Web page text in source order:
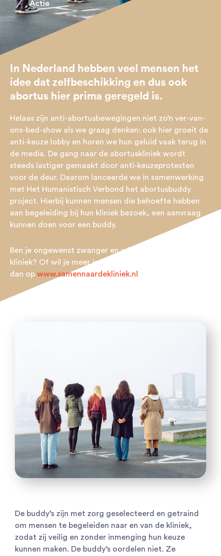
/ Actie
In Nederland hebben veel mensen het
idee dat zelfbeschikking en dus ook
abortus hier prima geregeld is.
Helaas zijn anti-abortusbewegingen niet zo’n ver-van-
ons-bed-show als we graag denken: ook hier groeit de
anti-keuze lobby en horen we hun geluid vaak terug in
de media. De gang naar de abortuskliniek wordt
steeds lastiger gemaakt door anti-keuzeprotesten
voor de deur. Daarom lanceerde we in samenwerking
met Het Humanistisch Verbond het abortusbuddy
project. Hierbij kunnen mensen die behoefte hebben
aan begeleiding bij hun kliniek bezoek, een aanvraag
kunnen doen voor een buddy.
Ben je ongewenst zwanger en wil je niet alleen naar de
kliniek? Of wil je meer informatie over dit project? Kijk
dan op www.samennaardekliniek.nl
De buddy’s zijn met zorg geselecteerd en getraind
om mensen te begeleiden naar en van de kliniek,
zodat zij veilig en zonder inmenging hun keuze
kunnen maken. De buddy’s oordelen niet. Ze